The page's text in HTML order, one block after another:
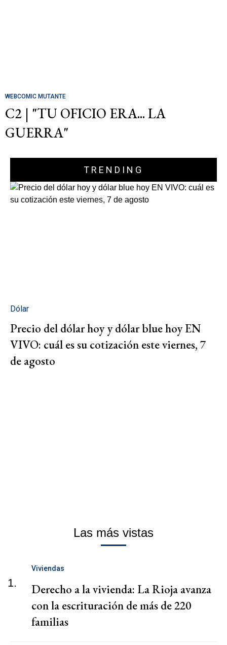
WEBCOMIC MUTANTE
C2 | "TU OFICIO ERA... LA
GUERRA"
TRENDING
Dólar
Precio del dólar hoy y dólar blue hoy EN
VIVO: cuál es su cotización este viernes, 7
de agosto
Las más vistas
1.
Viviendas
Derecho a la vivienda: La Rioja avanza
con la escrituración de más de 220
familias